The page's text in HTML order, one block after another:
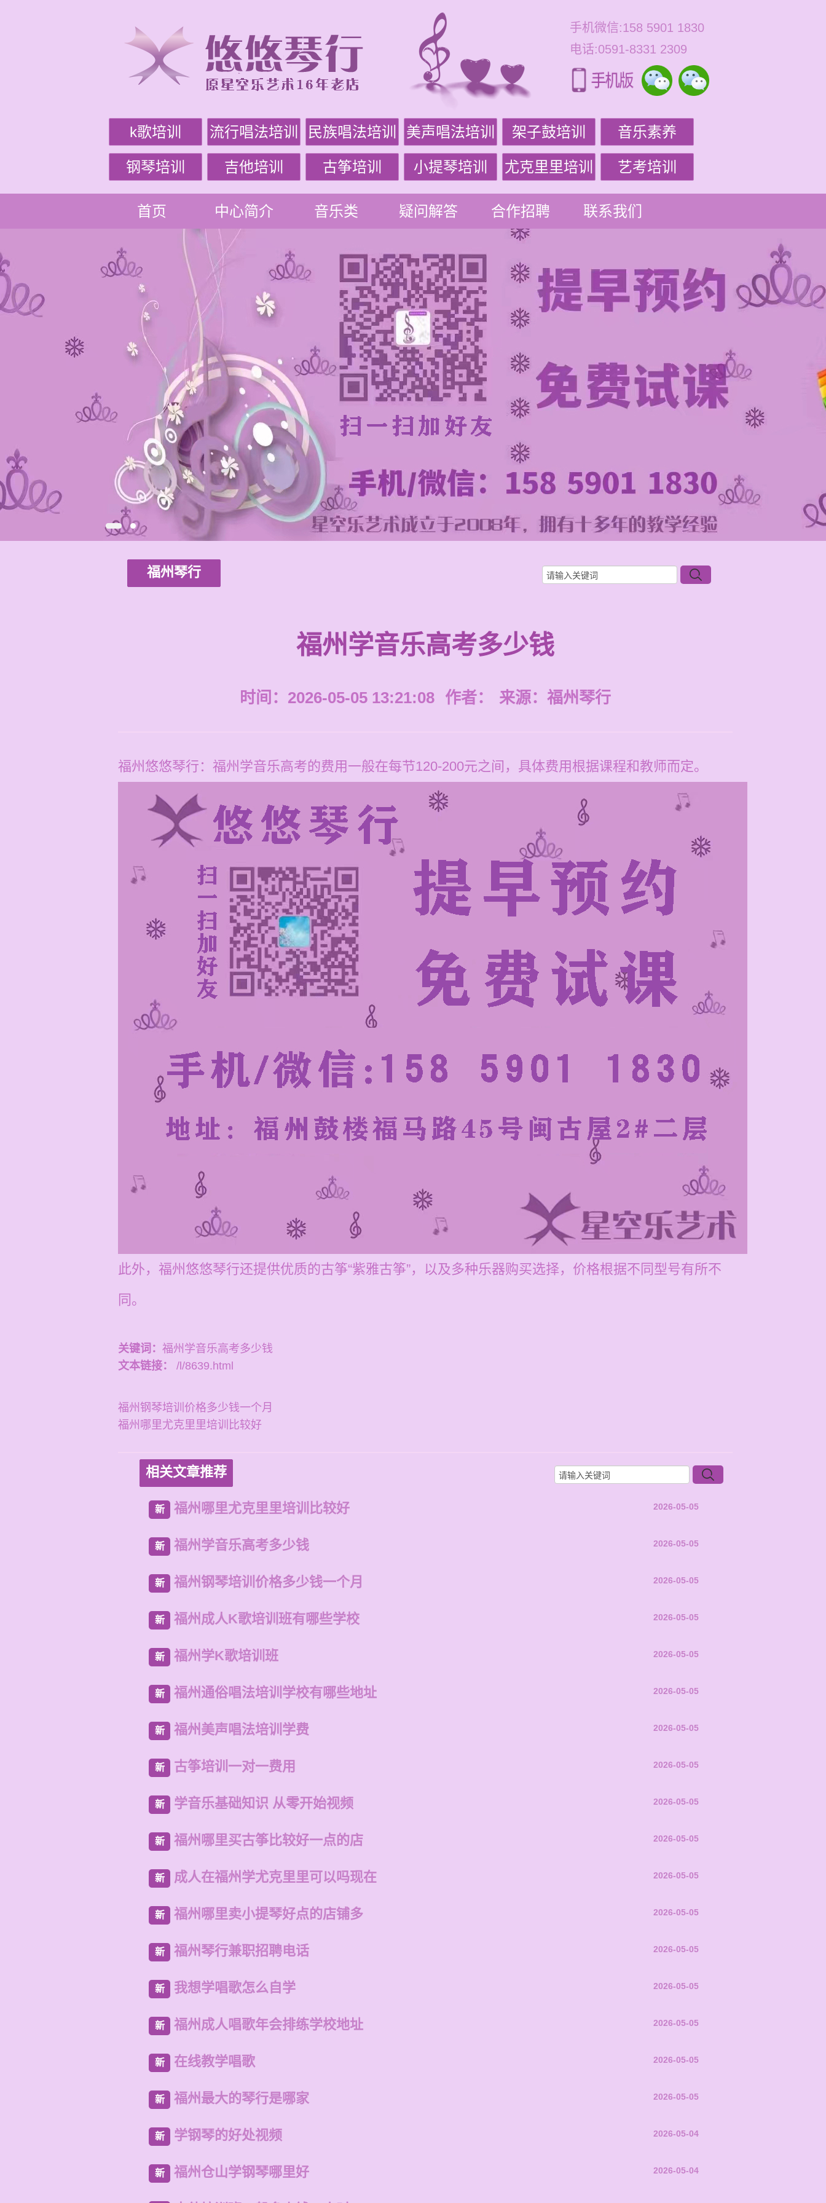
手机微信:158 5901 1830
电话:0591-8331 2309
k歌培训 流行唱法培训 民族唱法培训 美声唱法培训 架子鼓培训 音乐素养
钢琴培训 吉他培训 古筝培训 小提琴培训 尤克里里培训 艺考培训
首页 中心简介 音乐类 疑问解答 合作招聘 联系我们
福州琴行
福州学音乐高考多少钱
时间：2026-05-05 13:21:08 作者： 来源： 福州琴行
福州悠悠琴行：福州学音乐高考的费用一般在每节120-200元之间，具体费用根据课程和教师而定。
此外，福州悠悠琴行还提供优质的古筝“紫雅古筝”，以及多种乐器购买选择，价格根据不同型号有所不
同。
关键词： 福州学音乐高考多少钱
文本链接：
/l/8639.html
福州钢琴培训价格多少钱一个月
福州哪里尤克里里培训比较好
相关文章推荐
新 福州哪里尤克里里培训比较好 2026-05-05
新 福州学音乐高考多少钱 2026-05-05
新 福州钢琴培训价格多少钱一个月 2026-05-05
新 福州成人K歌培训班有哪些学校 2026-05-05
新 福州学K歌培训班 2026-05-05
新 福州通俗唱法培训学校有哪些地址 2026-05-05
新 福州美声唱法培训学费 2026-05-05
新 古筝培训一对一费用 2026-05-05
新 学音乐基础知识 从零开始视频 2026-05-05
新 福州哪里买古筝比较好一点的店 2026-05-05
新 成人在福州学尤克里里可以吗现在 2026-05-05
新 福州哪里卖小提琴好点的店铺多 2026-05-05
新 福州琴行兼职招聘电话 2026-05-05
新 我想学唱歌怎么自学 2026-05-05
新 福州成人唱歌年会排练学校地址 2026-05-05
新 在线教学唱歌 2026-05-05
新 福州最大的琴行是哪家 2026-05-05
新 学钢琴的好处视频 2026-05-04
新 福州仓山学钢琴哪里好 2026-05-04